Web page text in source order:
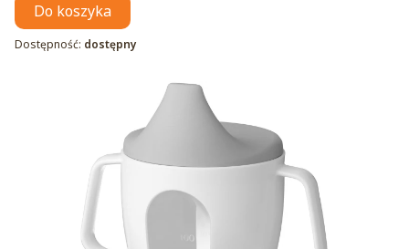
Do koszyka
Dostępność: dostępny